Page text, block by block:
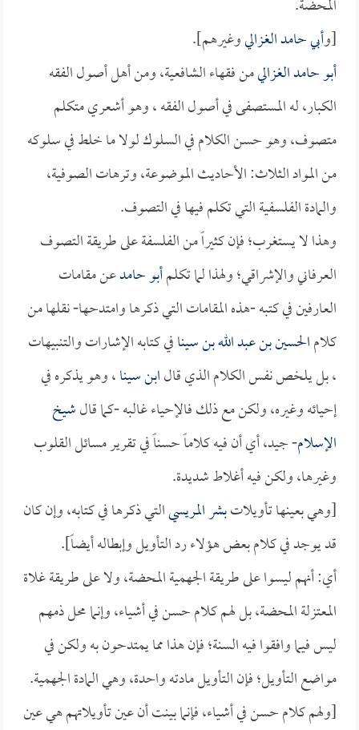
المحضة.
[وأبي حامد الغزاليوغيرهم].
أبو حامد الغزاليمن فقهاء الشافعية، ومن أهل أصول الفقه
الكبار، له المستصفى في أصول الفقه ، وهو أشعري متكلم
متصوف، وهو حسن الكلام في السلوك لولا ما خلط في سلوكه
من المواد الثلاث: الأحاديث الموضوعة، وترهات الصوفية،
والمادة الفلسفية التي تكلم فيها في التصوف.
وهذا لا يستغرب؛ فإن كثيراً من الفلسفة على طريقة التصوف
العرفاني والإشراقي؛ ولهذا لما تكلمأبو حامدعن مقامات
العارفين في كتبه -هذه المقامات التي ذكرها وامتدحها- نقلها من
كلامالحسين بن عبد الله بن سينافي كتابه الإشارات والتنبيهات
، بل يلخص نفس الكلام الذي قالابن سينا، وهو يذكره في
إحيائه وغيره، ولكن مع ذلك فالإحياء غالبه -كما قالشيخ
الإسلام- جيد، أي أن فيه كلاماً حسناً في تقرير مسائل القلوب
وغيرها، ولكن فيه أغلاط شديدة.
[وهي بعينها تأويلاتبشر المريسيالتي ذكرها في كتابه، وإن كان
قد يوجد في كلام بعض هؤلاء رد التأويل وإبطاله أيضاً].
أي: أنهم ليسوا على طريقة الجهمية المحضة، ولا على طريقة غلاة
المعتزلة المحضة، بل لهم كلام حسن في أشياء، وإنما محل ذمهم
ليس فيما وافقوا فيه السنة؛ فإن هذا مما يمتدحون به ولكن في
مواضع التأويل؛ فإن التأويل مادته واحدة، وهي المادة الجهمية.
[ولهم كلام حسن في أشياء، فإنما بينت أن عين تأويلاتهم هي عين